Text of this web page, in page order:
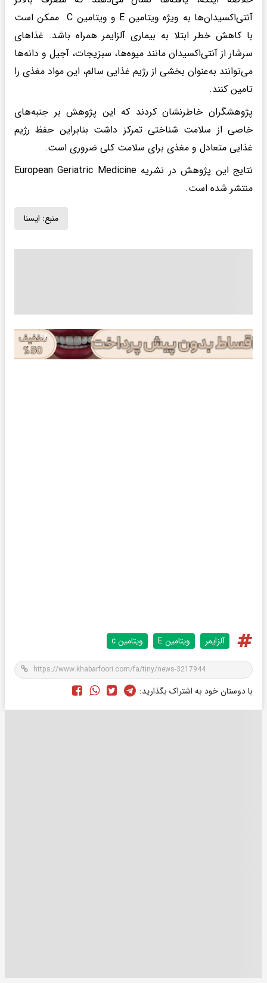
آنتی‌اکسیدان‌ها به ویژه ویتامین E و ویتامین C ممکن است
با کاهش خطر ابتلا به بیماری آلزایمر همراه باشد. غذاهای
سرشار از آنتی‌اکسیدان مانند میوه‌ها، سبزیجات، آجیل و دانه‌ها
می‌توانند به‌عنوان بخشی از رژیم غذایی سالم، این مواد مغذی را
تامین کنند.
پژوهشگران خاطرنشان کردند که این پژوهش بر جنبه‌های
خاصی از سلامت شناختی تمرکز داشت بنابراین حفظ رژیم
غذایی متعادل و مغذی برای سلامت کلی ضروری است.
نتایج این پژوهش در نشریه European Geriatric Medicine
منتشر شده است.
منبع: ايسنا
آلزایمر ویتامین E ویتامین c
با دوستان خود به اشتراک بگذارید: